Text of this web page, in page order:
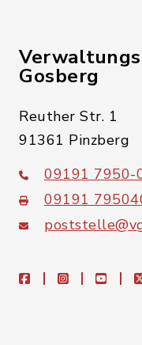
Gosberg
Reuther Str. 1
91361 Pinzberg
09191 7950-
09191
facebookinstagram